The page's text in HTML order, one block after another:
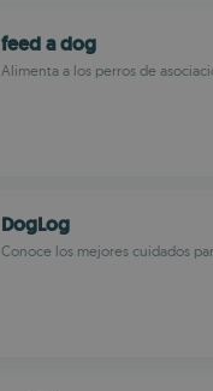
feed a dog
Alimenta a los perros de
DogLog
Conoce los mejores cuidados